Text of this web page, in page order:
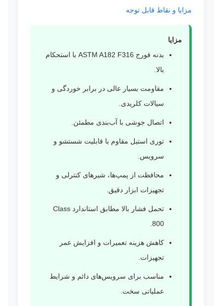
مزایا و نقاط قابل توجه
مزایا
بدنه فورج ASTM A182 F316 با استحکام
بالا.
مقاومت بسیار عالی در برابر خوردگی و
سیالات کلریدی.
اتصال جوشی با آب‌بندی مطمئن.
توری استیل مقاوم با قابلیت شستشو و
سرویس.
محافظت از پمپ‌ها، شیرهای کنترلی و
تجهیزات ابزار دقیق.
تحمل فشار بالا مطابق استاندارد Class
800.
کاهش هزینه تعمیرات و افزایش عمر
تجهیزات.
مناسب برای سرویس‌های دائم و شرایط
عملیاتی سخت.